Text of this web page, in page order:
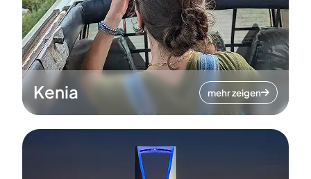
Kenia mehr zeigen